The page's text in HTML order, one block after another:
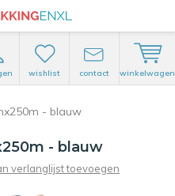
wishlist contact winkelwagen
- blauw
- blauw
verlanglijst toevoegen